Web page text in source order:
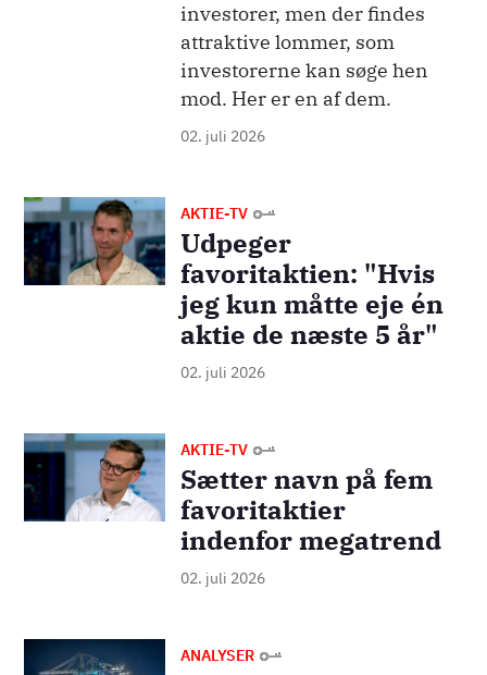
investorer, men der findes
attraktive lommer, som
investorerne kan søge hen
mod. Her er en af dem.
02. juli 2026
Billede AKTIE-TV
Udpeger
favoritaktien: "Hvis
jeg kun måtte eje én
aktie de næste 5 år"
02. juli 2026
Billede AKTIE-TV
Sætter navn på fem
favoritaktier
indenfor megatrend
02. juli 2026
Billede ANALYSER